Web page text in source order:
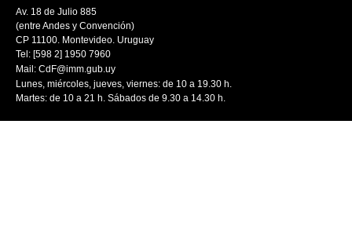
Av. 18 de Julio 885
(entre Andes y Convención)
CP 11100. Montevideo. Uruguay
Tel: [598 2] 1950 7960
Mail: CdF@imm.gub.uy
Lunes, miércoles, jueves, viernes: de 10 a 19.30 h.
Martes: de 10 a 21 h. Sábados de 9.30 a 14.30 h.